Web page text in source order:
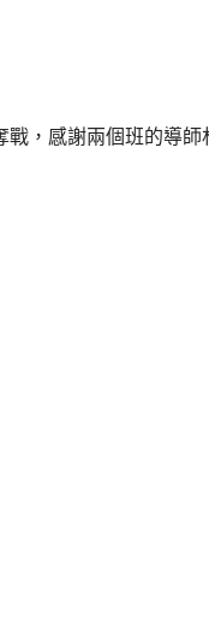
，感謝兩個班的導